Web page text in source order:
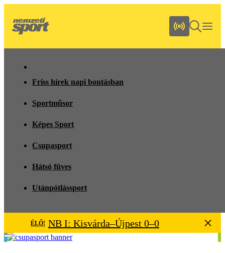
Friss hírek napi bontásban
Sportműsor
Képes Sport
Csupasport
Hátsó füves
Utánpótlássport
ÉLŐ! NB I: Kisvárda–Újpest 0–0